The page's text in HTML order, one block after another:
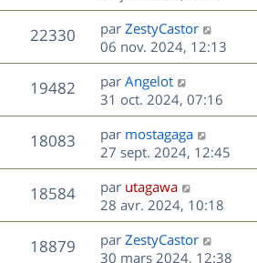
a
g
e
e
s
s
a
g
e
e
r
m
e
s
s
a
g
e
u
s
r
n
i
e
r
m
e
s
s
a
g
e
22330V
u
e
s
D
e
r
n
i
e
r
m
e
s
s
a
g
par ZestyCastor
06 nov. 2024, 12:13
19482V
u
e
D
e
r
n
i
e
r
m
e
s
par Angelot
31 oct. 2024, 07:16
18083V
u
s
D
e
r
n
i
e
r
par mostagaga
27 sept. 2024, 12:45
18584V
u
D
e
r
n
i
par utagawa
28 avr. 2024, 10:18
18879V
D
e
par ZestyCastor
30 mars 2024, 12:38